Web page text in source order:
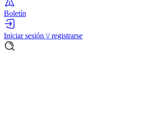
Boletín
Iniciar sesión \/ registrarse